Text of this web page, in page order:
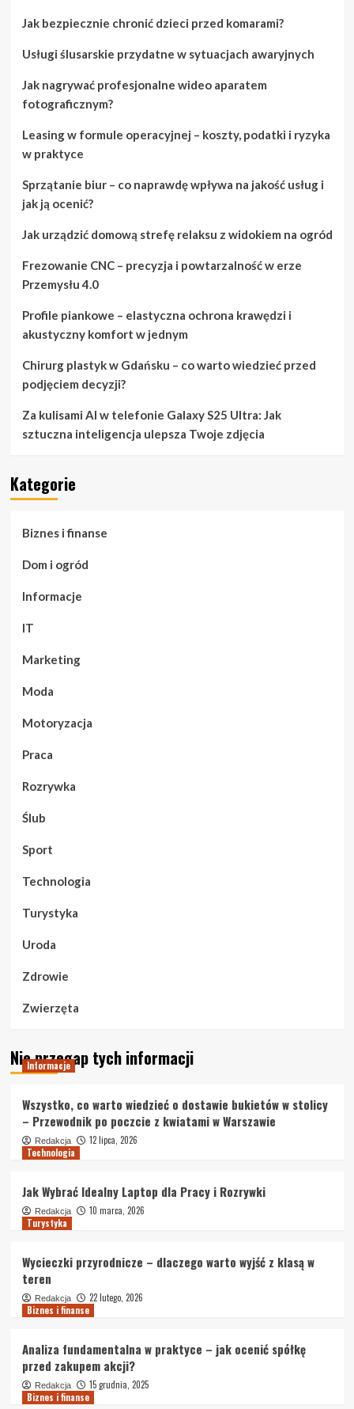
Jak bezpiecznie chronić dzieci przed komarami?
Usługi ślusarskie przydatne w sytuacjach awaryjnych
Jak nagrywać profesjonalne wideo aparatem
fotograficznym?
Leasing w formule operacyjnej – koszty, podatki i ryzyka
w praktyce
Sprzątanie biur – co naprawdę wpływa na jakość usług i
jak ją ocenić?
Jak urządzić domową strefę relaksu z widokiem na ogród
Frezowanie CNC – precyzja i powtarzalność w erze
Przemysłu 4.0
Profile piankowe – elastyczna ochrona krawędzi i
akustyczny komfort w jednym
Chirurg plastyk w Gdańsku – co warto wiedzieć przed
podjęciem decyzji?
Za kulisami AI w telefonie Galaxy S25 Ultra: Jak
sztuczna inteligencja ulepsza Twoje zdjęcia
Kategorie
Biznes i finanse
Dom i ogród
Informacje
IT
Marketing
Moda
Motoryzacja
Praca
Rozrywka
Ślub
Sport
Technologia
Turystyka
Uroda
Zdrowie
Zwierzęta
Nie przegap tych informacji
Informacje
Wszystko, co warto wiedzieć o dostawie bukietów w stolicy
– Przewodnik po poczcie z kwiatami w Warszawie
Redakcja
12 lipca, 2026
Technologia
Jak Wybrać Idealny Laptop dla Pracy i Rozrywki
Redakcja
10 marca, 2026
Turystyka
Wycieczki przyrodnicze – dlaczego warto wyjść z klasą w
teren
Redakcja
22 lutego, 2026
Biznes i finanse
Analiza fundamentalna w praktyce – jak ocenić spółkę
przed zakupem akcji?
Redakcja
15 grudnia, 2025
Biznes i finanse